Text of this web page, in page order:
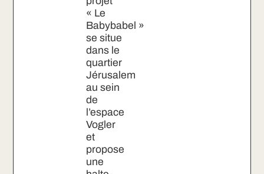
« Le
Babybabel »
se situe
dans le
quartier
Jérusalem
au sein
de
l’espace
Vogler
et
propose
une